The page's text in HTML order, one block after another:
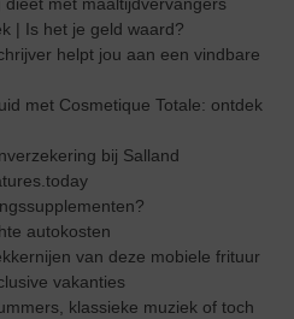
dieet met maaltijdvervangers
| Is het je geld waard?
helpt jou aan een vindbare
met Cosmetique Totale: ontdek
bij Salland
autokosten
van deze mobiele frituur
vakanties
klassieke muziek of toch